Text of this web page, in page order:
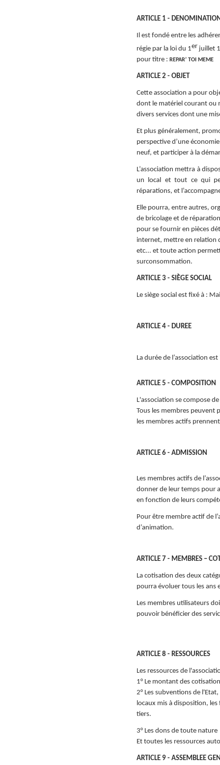
Pièce
Sèche-
Friteuse
Un lave
Porte
ARTICLE 1 -
Il est fondé entre les
régie par la loi du 1er juillet
pour titre : REPAR’ TOI MEME
ARTICLE 2 - OBJET
Cette association a pour
dont le matériel courant ou
divers services dont une
Et plus généralement,
perspective d’une
neuf, et participer à la
L’association mettra à
un local et tout ce qui
réparations, et
Elle pourra, entre autres,
de bricolage et de
pour se fournir en pièces
internet, mettre en relation
etc... et toute action
surconsommation.
ARTICLE 3 - SIÈGE SOCIAL
Le siège social est fixé à :
ARTICLE 4 - DUREE
La durée de l’association
ARTICLE 5 - COMPOSITION
L'association se compose
Tous les membres peuvent
les membres actifs
ARTICLE 6 - ADMISSION
Les membres actifs de
donner de leur temps pour
en fonction de leurs
Pour être membre actif de
d’animation.
ARTICLE 7 - MEMBRES –
La cotisation des deux
pourra évoluer tous les ans
Les membres utilisateurs
pouvoir bénéficier des
ARTICLE 8 - RESSOURCES
Les ressources de
1° Le montant des
2° Les subventions de
locaux mis à disposition,
tiers.
3° Les dons de toute nature
Et toutes les ressources
ARTICLE 9 - ASSEMBLEE